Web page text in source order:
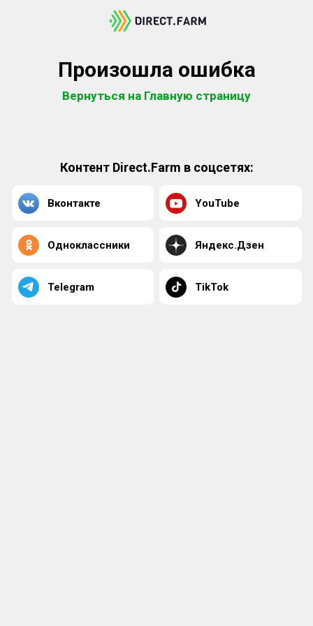
Произошла ошибка
Вернуться на Главную страницу
Контент Direct.Farm в соцсетях:
Вконтакте YouTube
Одноклассники Яндекс.Дзен
Telegram TikTok